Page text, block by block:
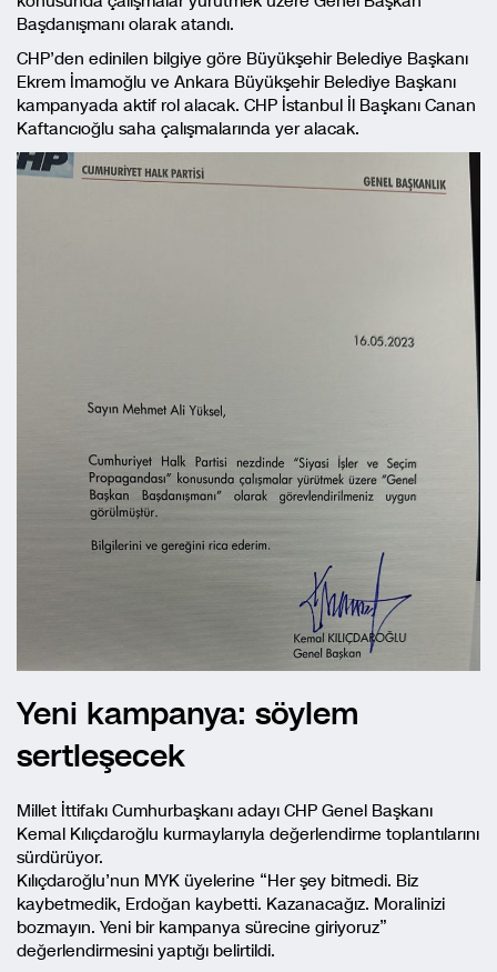
Başdanışmanı olarak atandı.
CHP’den edinilen bilgiye göre Büyükşehir Belediye Başkanı
Ekrem İmamoğlu ve Ankara Büyükşehir Belediye Başkanı
kampanyada aktif rol alacak. CHP İstanbul İl Başkanı Canan
Kaftancıoğlu saha çalışmalarında yer alacak.
Yeni kampanya: söylem
sertleşecek
Millet İttifakı Cumhurbaşkanı adayı CHP Genel Başkanı
Kemal Kılıçdaroğlu kurmaylarıyla değerlendirme toplantılarını
sürdürüyor.
Kılıçdaroğlu’nun MYK üyelerine “Her şey bitmedi. Biz
kaybetmedik, Erdoğan kaybetti. Kazanacağız. Moralinizi
bozmayın. Yeni bir kampanya sürecine giriyoruz”
değerlendirmesini yaptığı belirtildi.